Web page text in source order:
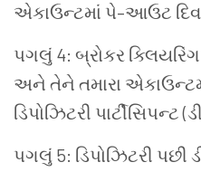
એકાઉન્ટમાં પે–આઉટ
પગલું 4: બ્રોકર
અને તેને તમારા
ડિપોઝિટરી
પગલું 5: ડિપોઝિટરી પછી